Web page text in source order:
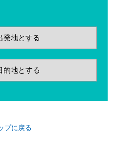
発地とする
的地とする
プに戻る